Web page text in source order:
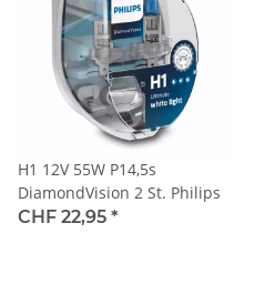
H1 12V 55W P14,5s
DiamondVision 2 St. Philips
CHF 22,95 *